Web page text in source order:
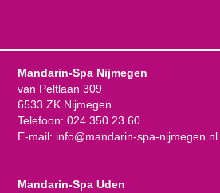
Mandarin-Spa Nijmegen
van Peltlaan 309
6533 ZK Nijmegen
Telefoon: 024 350 23 60
E-mail: info@mandarin-spa-nijmegen.nl
Mandarin-Spa Uden